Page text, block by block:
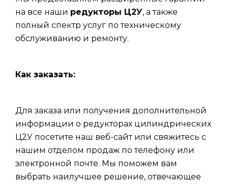
на все наши редукторы Ц2У, а также
полный спектр услуг по техническому
обслуживанию и ремонту.
Как заказать:
Для заказа или получения дополнительной
информации о редукторах цилиндрических
Ц2У посетите наш веб-сайт или свяжитесь с
нашим отделом продаж по телефону или
электронной почте. Мы поможем вам
выбрать наилучшее решение, отвечающее